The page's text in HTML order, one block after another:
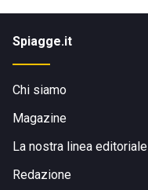
Spiagge.it
Chi siamo
Magazine
La nostra linea editoriale
Redazione